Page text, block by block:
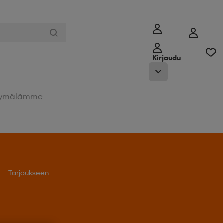
Kirjaudu
Tarjoukseen